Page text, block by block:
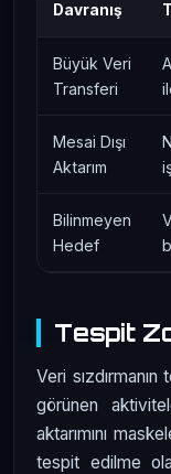
Davranış
Büyük Veri
Transferi
Mesai Dışı
Aktarım
Bilinmeyen
Hedef
Tespit
Veri
görünen
aktarımını
tespit edilme